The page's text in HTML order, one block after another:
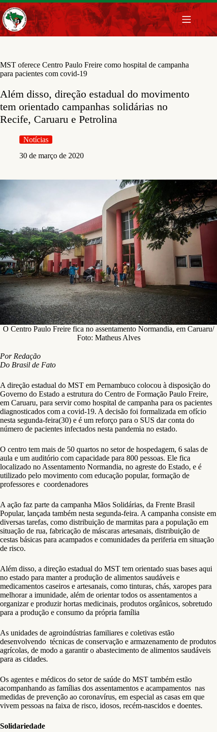
Pular
para
o
conteúdo
MST oferece Centro Paulo Freire como hospital de campanha
para pacientes com covid-19
Além disso, direção estadual do movimento
tem orientado campanhas solidárias no
Recife, Caruaru e Petrolina
Notícias
30 de março de 2020
O Centro Paulo Freire fica no assentamento Normandia, em Caruaru/
Foto: Matheus Alves
Por Redação
Do Brasil de Fato
A direção estadual do MST em Pernambuco colocou à disposição do
Governo do Estado a estrutura do Centro de Formação Paulo Freire,
em Caruaru, para servir como hospital de campanha para os pacientes
diagnosticados com a covid-19. A decisão foi formalizada em ofício
nesta segunda-feira(30) e é um reforço para o SUS dar conta do
número de pacientes infectados nesta pandemia no estado.
O centro tem mais de 50 quartos no setor de hospedagem, 6 salas de
aula e um auditório com capacidade para 800 pessoas. Ele fica
localizado no Assentamento Normandia, no agreste do Estado, e é
utilizado pelo movimento com educação popular, formação de
professores e coordenadores
A ação faz parte da campanha Mãos Solidárias, da Frente Brasil
Popular, lançada também nesta segunda-feira. A campanha consiste em
diversas tarefas, como distribuição de marmitas para a população em
situação de rua, fabricação de máscaras artesanais, distribuição de
cestas básicas para acampados e comunidades da periferia em situação
de risco.
Além disso, a direção estadual do MST tem orientado suas bases aqui
no estado para manter a produção de alimentos saudáveis e
medicamentos caseiros e artesanais, como tinturas, chás, xaropes para
melhorar a imunidade, além de orientar todos os assentamentos a
organizar e produzir hortas medicinais, produtos orgânicos, sobretudo
para a produção e consumo da própria família
As unidades de agroindústrias familiares e coletivas estão
desenvolvendo técnicas de conservação e armazenamento de produtos
agrícolas, de modo a garantir o abastecimento de alimentos saudáveis
para as cidades.
Os agentes e médicos do setor de saúde do MST também estão
acompanhando as famílias dos assentamentos e acampamentos nas
medidas de prevenção ao coronavírus, em especial as casas em que
vivem pessoas na faixa de risco, idosos, recém-nascidos e doentes.
Solidariedade